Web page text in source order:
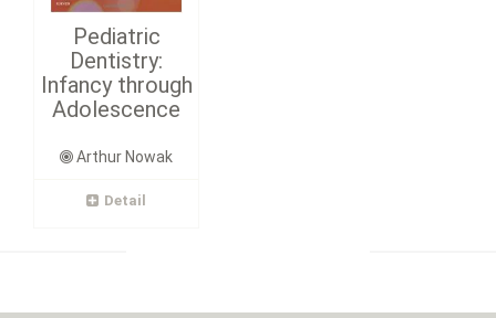
Pediatric
Dentistry:
Infancy through
Adolescence
Arthur Nowak
Detail